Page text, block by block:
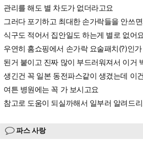
관리를 해도 별 차도가 없더라고요
그러다 포기하고 최대한 손가락들을 안쓰
식구도 적어서 집안일도 하는게 별로 없어
우연히 홈쇼핑에서 손가락 요술패치(?)인
된거 붙이고 진짜 많이 부드러워져서 이거
생긴건 꼭 일본 동전파스같이 생겼는데 이
여튼 병원에는 꼭 가 보시고요
참고로 도움이 되실까해서 일부러 알려드
파스 사랑